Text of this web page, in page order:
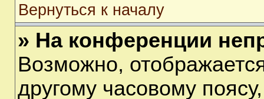
Вернуться к началу
» На конференции
Возможно,
другому часовому